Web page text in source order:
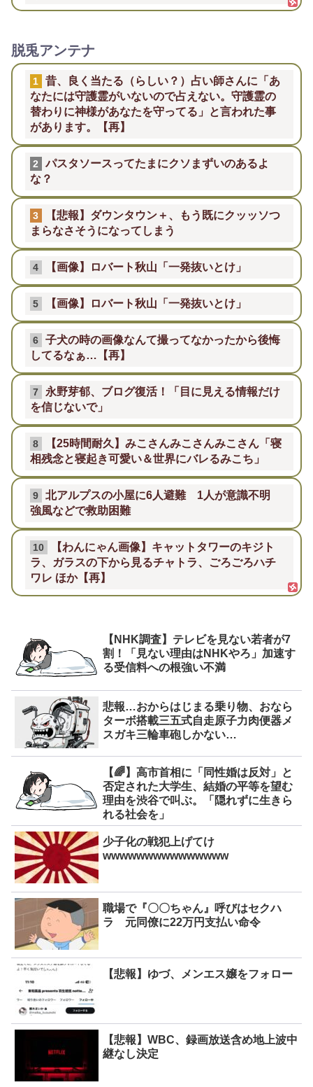
脱兎アンテナ
1
昔、良く当たる（らしい？）占い師さんに「あ
なたには守護霊がいないので占えない。守護霊の
替わりに神様があなたを守ってる」と言われた事
があります。【再】
2
パスタソースってたまにクソまずいのあるよ
な？
3
【悲報】ダウンタウン＋、もう既にクッッソつ
まらなさそうになってしまう
4 【画像】ロバート秋山「一発抜いとけ」
5 【画像】ロバート秋山「一発抜いとけ」
6
子犬の時の画像なんて撮ってなかったから後悔
してるなぁ…【再】
7
永野芽郁、ブログ復活！「目に見える情報だけ
を信じないで」
8
【25時間耐久】みこさんみこさんみこさん「寝
相残念と寝起き可愛い＆世界にバレるみこち」
9
北アルプスの小屋に6人避難 1人が意識不明
強風などで救助困難
10
【わんにゃん画像】キャットタワーのキジト
ラ、ガラスの下から見るチャトラ、ごろごろハチ
ワレ ほか【再】
【NHK調査】テレビを見ない若者が7
割！「見ない理由はNHKやろ」加速す
る受信料への根強い不満
悲報…おからはじまる乗り物、おなら
ターボ搭載三五式自走原子力肉便器メ
スガキ三輪車砲しかない…
【🌈】高市首相に「同性婚は反対」と
否定された大学生、結婚の平等を望む
理由を渋谷で叫ぶ。「隠れずに生きら
れる社会を」
少子化の戦犯上げてけ
wwwwwwwwwwwwwww
職場で『〇〇ちゃん』呼びはセクハ
ラ 元同僚に22万円支払い命令
【悲報】ゆづ、メンエス嬢をフォロー
【悲報】WBC、録画放送含め地上波中
継なし決定